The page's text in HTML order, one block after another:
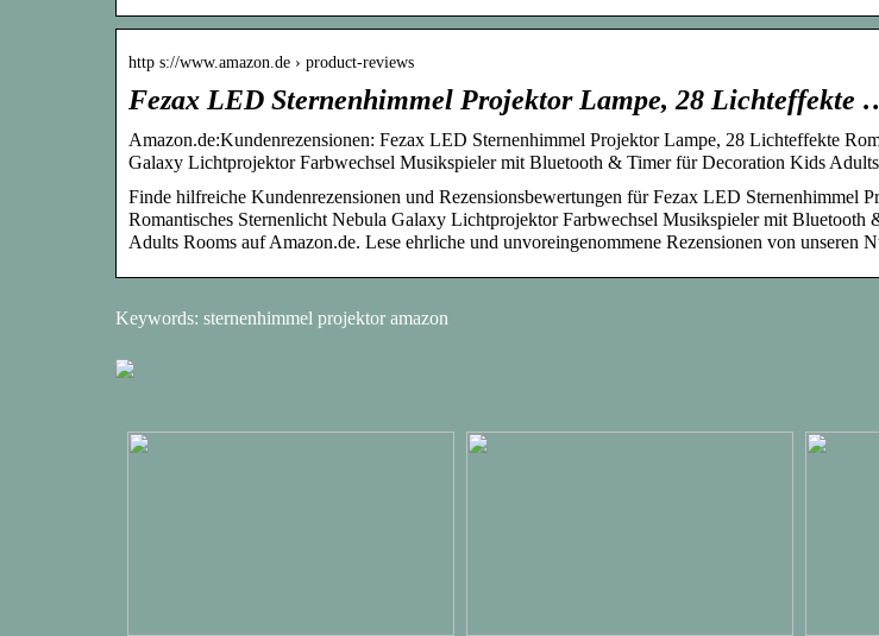
http s://www.amazon.de › product-reviews
Fezax LED Sternenhimmel Projektor Lampe, 28 Lichteffekte
Amazon.de:Kundenrezensionen: Fezax LED Sternenhimmel Projektor Lampe, 28 Lichteffekte
Galaxy Lichtprojektor Farbwechsel Musikspieler mit Bluetooth & Timer für Decoration Kids
Finde hilfreiche Kundenrezensionen und Rezensionsbewertungen für Fezax LED Sternenhimmel
Romantisches Sternenlicht Nebula Galaxy Lichtprojektor Farbwechsel Musikspieler mit
Adults Rooms auf Amazon.de. Lese ehrliche und unvoreingenommene Rezensionen von unseren
Keywords: sternenhimmel projektor amazon